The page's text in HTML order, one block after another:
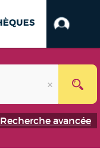
Recherche avancée